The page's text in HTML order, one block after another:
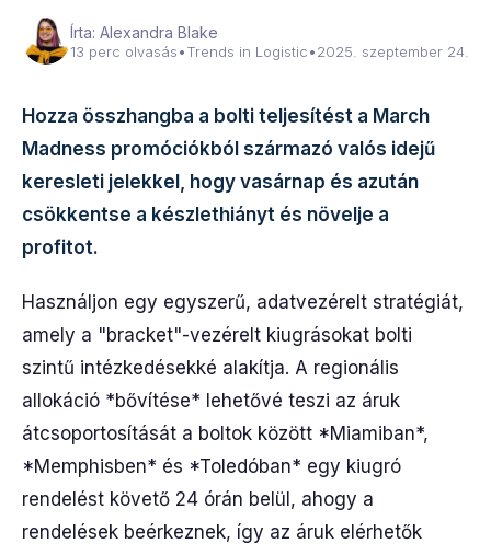
Írta: Alexandra Blake
13 perc olvasás•Trends in Logistic•2025. szeptember 24.
Hozza összhangba a bolti teljesítést a March
Madness promóciókból származó valós idejű
keresleti jelekkel, hogy vasárnap és azután
csökkentse a készlethiányt és növelje a
profitot.
Használjon egy egyszerű, adatvezérelt stratégiát,
amely a "bracket"-vezérelt kiugrásokat bolti
szintű intézkedésekké alakítja. A regionális
allokáció *bővítése* lehetővé teszi az áruk
átcsoportosítását a boltok között *Miamiban*,
*Memphisben* és *Toledóban* egy kiugró
rendelést követő 24 órán belül, ahogy a
rendelések beérkeznek, így az áruk elérhetők